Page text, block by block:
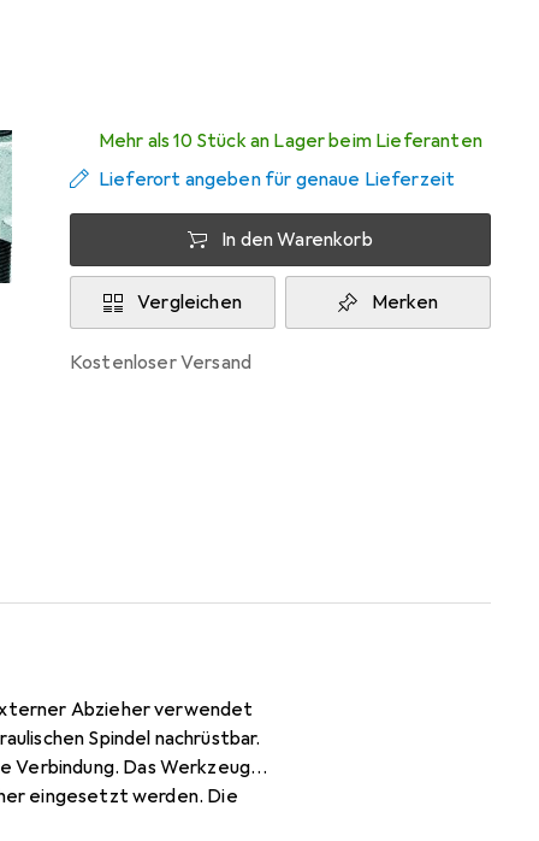
Mehr als 10 Stück an Lager beim Lieferanten
Lieferort angeben für genaue Lieferzeit
In den Warenkorb
Vergleichen Merken
kostenloser Versand
Abzieher verwendet
Spindel nachrüstbar.
Verbindung. Das Werkzeug
eingesetzt werden. Die